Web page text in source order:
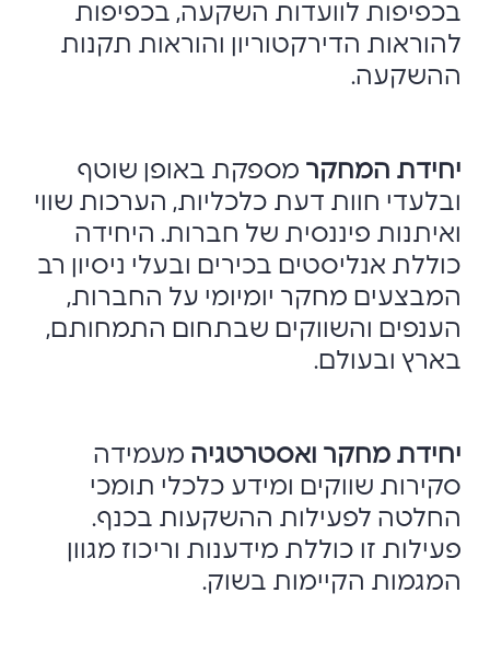
בכפיפות לוועדות השקעה, בכפיפות
להוראות הדירקטוריון והוראות תקנות
ההשקעה.
יחידת המחקר מספקת באופן שוטף
ובלעדי חוות דעת כלכליות, הערכות שווי
ואיתנות פיננסית של חברות. היחידה
כוללת אנליסטים בכירים ובעלי ניסיון רב
המבצעים מחקר יומיומי על החברות,
הענפים והשווקים שבתחום התמחותם,
בארץ ובעולם.
יחידת מחקר ואסטרטגיה מעמידה
סקירות שווקים ומידע כלכלי תומכי
החלטה לפעילות ההשקעות בכנף.
פעילות זו כוללת מידענות וריכוז מגוון
המגמות הקיימות בשוק.